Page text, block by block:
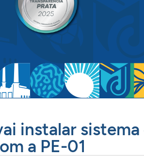
instalar sistema
a PE-01